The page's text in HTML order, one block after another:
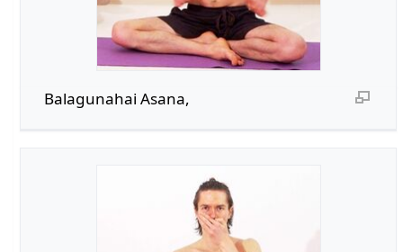
Balagunahai Asana,